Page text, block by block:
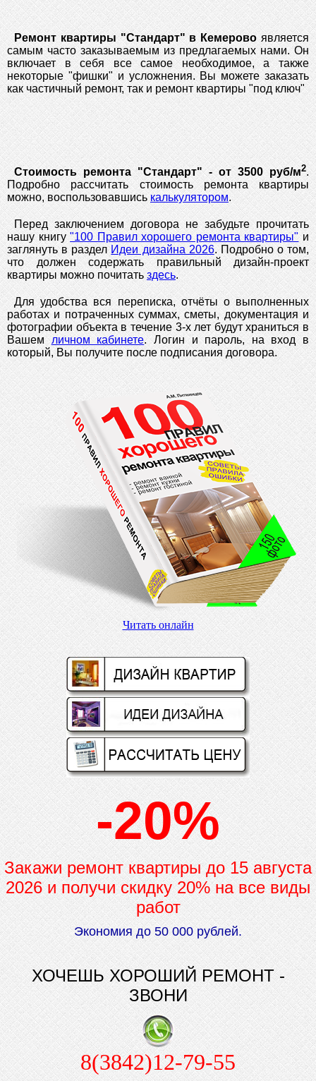
Ремонт квартиры "Стандарт" в Кемерово является
самым часто заказываемым из предлагаемых нами. Он
включает в себя все самое необходимое, а также
некоторые "фишки" и усложнения. Вы можете заказать
как частичный ремонт, так и ремонт квартиры "под ключ"
Стоимость ремонта "Стандарт" - от 3500 руб/м2.
Подробно рассчитать стоимость ремонта квартиры
можно, воспользовавшись калькулятором.
Перед заключением договора не забудьте прочитать
нашу книгу"100 Правил хорошего ремонта квартиры"и
заглянуть в разделИдеи дизайна 2026. Подробно о том,
что должен содержать правильный дизайн-проект
квартиры можно почитать здесь.
Для удобства вся переписка, отчёты о выполненных
работах и потраченных суммах, сметы, документация и
фотографии объекта в течение 3-х лет будут храниться в
Вашемличном кабинете. Логин и пароль, на вход в
который, Вы получите после подписания договора.
Читать онлайн
-20%
Закажи ремонт квартиры до15 августа
2026 и получи скидку 20% на все виды
работ
Экономия до 50 000 рублей.
ХОЧЕШЬ ХОРОШИЙ РЕМОНТ -
ЗВОНИ
8(3842)12-79-55